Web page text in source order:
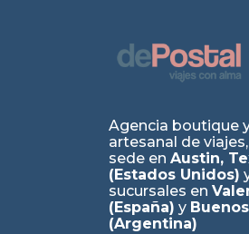
Agencia boutique
artesanal de
sede en Austin,
(Estados Unidos)
sucursales en
(España) y
(Argentina)